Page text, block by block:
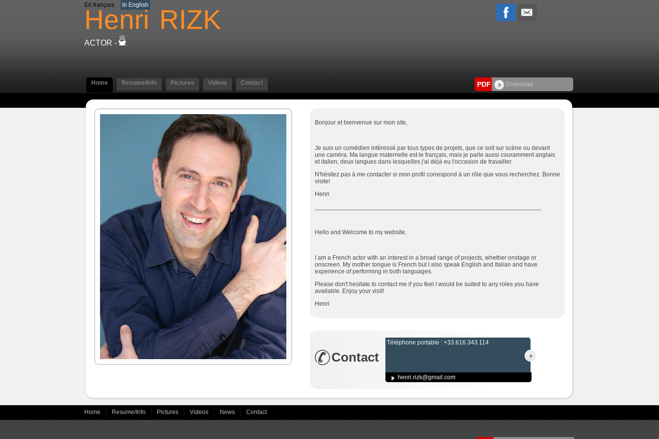
En français In English
Henri RIZK
ACTOR -
Home Resume/Info Pictures Videos Contact PDF Download
Bonjour et bienvenue sur mon site,
Je suis un comédien intéressé par tous types de projets, que ce soit sur scène ou devant
une caméra. Ma langue maternelle est le français, mais je parle aussi couramment anglais
et italien, deux langues dans lesquelles j'ai déjà eu l'occasion de travailler.
N'hésitez pas à me contacter si mon profil correspond à un rôle que vous recherchez. Bonne
visite!
Henri
Hello and Welcome to my website,
I am a French actor with an interest in a broad range of projects, whether onstage or
onscreen. My mother tongue is French but I also speak English and Italian and have
experience of performing in both languages.
Please don't hesitate to contact me if you feel I would be suited to any roles you have
available. Enjoy your visit!
Henri
Contact
Téléphone portable : +33.616.343.114
henri.rizk@gmail.com
Home Resume/Info Pictures Videos News Contact